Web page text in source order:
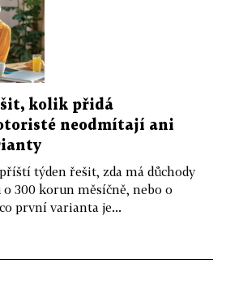
kolik přidá
neodmítají ani
týden řešit, zda má důchody
300 korun měsíčně, nebo o
první varianta je...